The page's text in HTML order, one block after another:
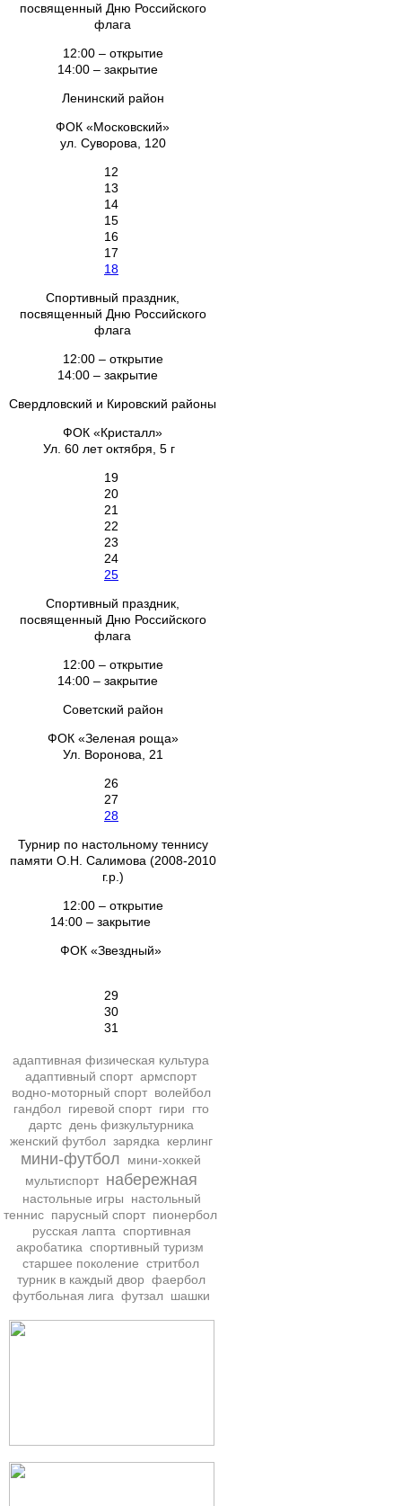
посвященный Дню Российского
флага
12:00 – открытие
14:00 – закрытие
Ленинский район
ФОК «Московский»
ул. Суворова, 120
12
13
14
15
16
17
18
Спортивный праздник,
посвященный Дню Российского
флага
12:00 – открытие
14:00 – закрытие
Свердловский и Кировский районы
ФОК «Кристалл»
Ул. 60 лет октября, 5 г
19
20
21
22
23
24
25
Спортивный праздник,
посвященный Дню Российского
флага
12:00 – открытие
14:00 – закрытие
Советский район
ФОК «Зеленая роща»
Ул. Воронова, 21
26
27
28
Турнир по настольному теннису
памяти О.Н. Салимова (2008-2010
г.р.)
12:00 – открытие
14:00 – закрытие
ФОК «Звездный»
29
30
31
адаптивная физическая культура
адаптивный спорт армспорт
водно-моторный спорт волейбол
гандбол гиревой спорт гири
гто
дартс день физкультурника
женский футбол зарядка керлинг
мини-футбол
мини-хоккей
мультиспорт набережная
настольные игры
настольный
теннис парусный спорт пионербол
русская лапта спортивная
акробатика спортивный туризм
старшее поколение стритбол
турник в каждый двор фаербол
футбольная лига футзал шашки